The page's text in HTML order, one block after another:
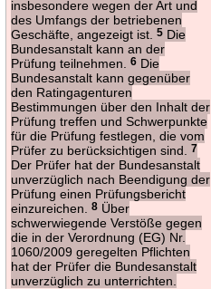
insbesondere wegen der Art und
des Umfangs der betriebenen
Geschäfte, angezeigt ist.5 Die
Bundesanstalt kann an der
Prüfung teilnehmen.6 Die
Bundesanstalt kann gegenüber
den Ratingagenturen
Bestimmungen über den Inhalt der
Prüfung treffen und Schwerpunkte
für die Prüfung festlegen, die vom
Prüfer zu berücksichtigen sind.7
Der Prüfer hat der Bundesanstalt
unverzüglich nach Beendigung der
Prüfung einen Prüfungsbericht
einzureichen.8 Über
schwerwiegende Verstöße gegen
die in der Verordnung (EG) Nr.
1060/2009 geregelten Pflichten
hat der Prüfer die Bundesanstalt
unverzüglich zu unterrichten.